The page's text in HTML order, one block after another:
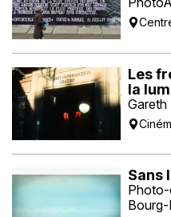
Les
la
Gareth
Sans
Photo-